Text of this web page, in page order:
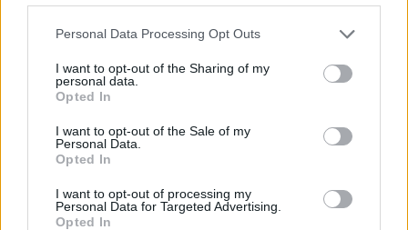
Personal Data Processing Opt Outs
I want to opt-out of the Sharing of my
personal data.
Opted In
I want to opt-out of the Sale of my
Personal Data.
Opted In
I want to opt-out of processing my
Personal Data for Targeted Advertising.
Opted In